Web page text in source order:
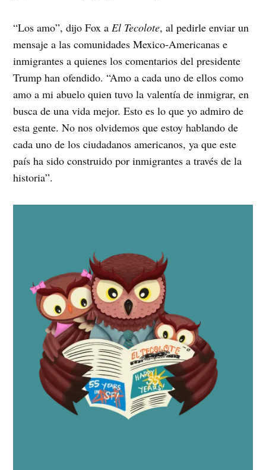
“Los amo”, dijo Fox aEl Tecolote, al pedirle enviar un
mensaje a las comunidades Mexico-Americanas e
inmigrantes a quienes los comentarios del presidente
Trump han ofendido. “Amo a cada uno de ellos como
amo a mi abuelo quien tuvo la valentía de inmigrar, en
busca de una vida mejor. Esto es lo que yo admiro de
esta gente. No nos olvidemos que estoy hablando de
cada uno de los ciudadanos americanos, ya que este
país ha sido construido por inmigrantes a través de la
historia”.